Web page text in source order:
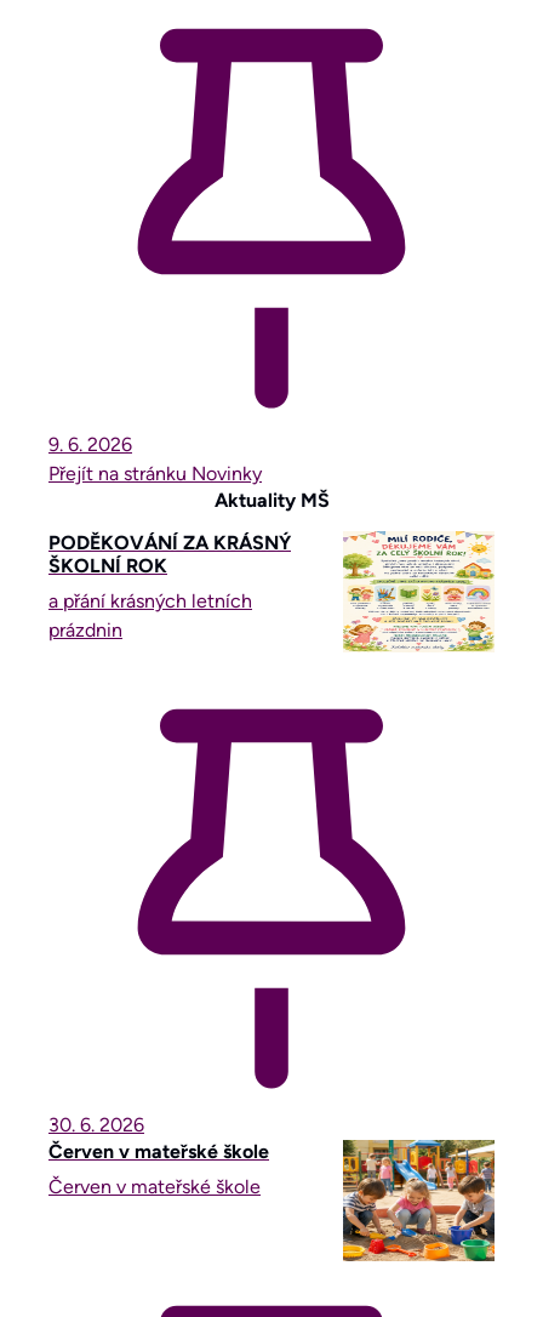
9. 6. 2026
Přejít na stránku Novinky
Aktuality MŠ
PODĚKOVÁNÍ ZA KRÁSNÝ
ŠKOLNÍ ROK
a přání krásných letních
prázdnin
30. 6. 2026
Červen v mateřské škole
Červen v mateřské škole